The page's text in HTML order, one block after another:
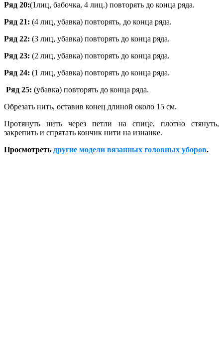
Ряд 20:(1лиц, бабочка, 4 лиц.) повторять до конца ряда.
Ряд 21: (4 лиц, убавка) повторять, до конца ряда.
Ряд 22: (3 лиц, убавка) повторять до конца ряда.
Ряд 23: (2 лиц, убавка) повторять до конца ряда.
Ряд 24: (1 лиц, убавка) повторять до конца ряда.
Ряд 25: (убавка) повторять до конца ряда.
Обрезать нить, оставив конец длиной около 15 см.
Протянуть нить через петли на спице, плотно стянуть,
закрепить и спрятать кончик нити на изнанке.
Просмотреть другие модели вязанных головных уборов.